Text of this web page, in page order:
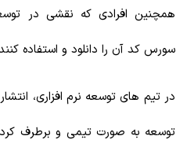
همچنین افرادی که نقشی در
سورس کد آن را دانلود و استفاده
در تیم های توسعه نرم افزاری،
توسعه به صورت تیمی و برطرف